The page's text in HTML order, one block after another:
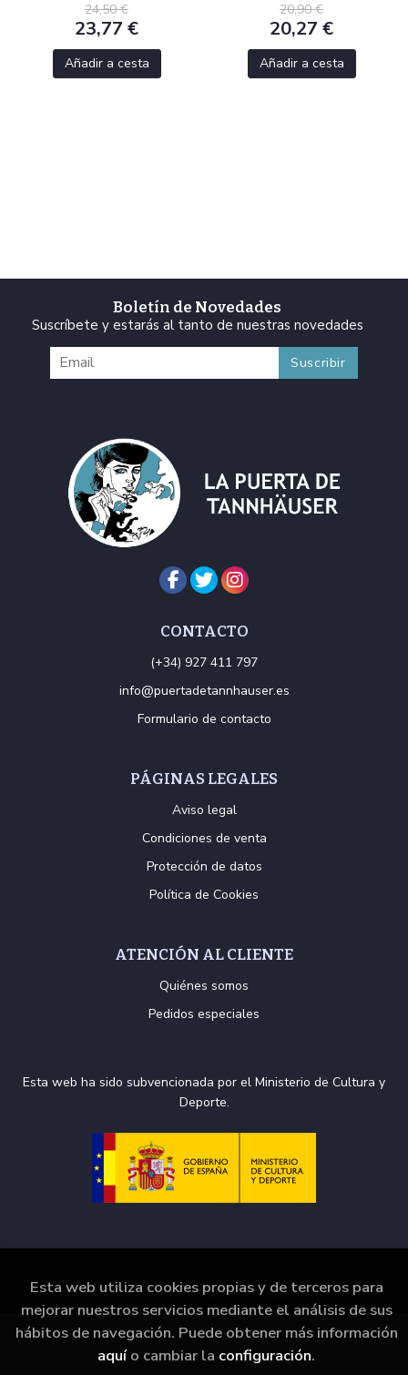
24,50 €
23,77 €
Añadir a cesta
20,90 €
20,27 €
Añadir a cesta
Boletín de Novedades
Suscríbete y estarás al tanto de nuestras novedades
CONTACTO
(+34) 927 411 797
info@puertadetannhauser.es
Formulario de contacto
PÁGINAS LEGALES
Aviso legal
Condiciones de venta
Protección de datos
Política de Cookies
ATENCIÓN AL CLIENTE
Quiénes somos
Pedidos especiales
Esta web ha sido subvencionada por el Ministerio de Cultura y
Deporte.
Reservados |Grupo Trevenque
Esta web utiliza cookies propias y de terceros para
mejorar nuestros servicios mediante el análisis de sus
hábitos de navegación. Puede obtener más información
aquío cambiar la configuración.